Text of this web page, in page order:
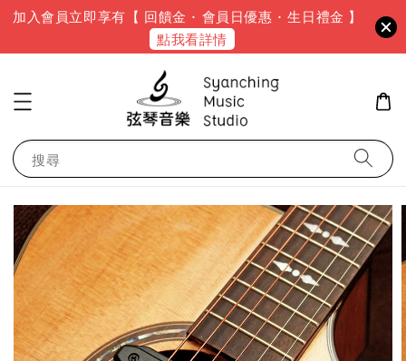
加入會員立即享有【 回饋金 · 會員日優惠 · 生日禮金 】
點我看詳情
搜尋